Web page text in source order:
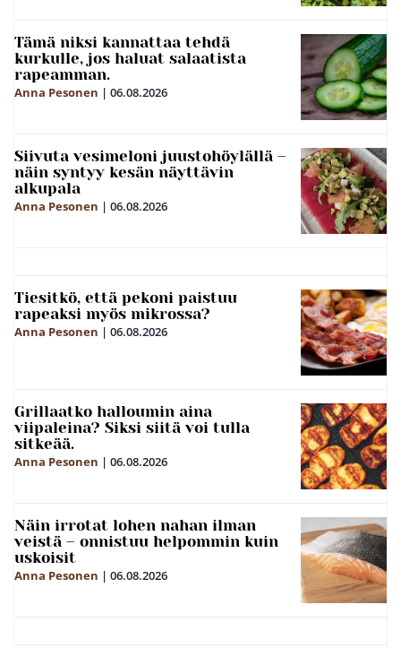
Tämä niksi kannattaa tehdä
kurkulle, jos haluat salaatista
rapeamman.
Anna Pesonen | 06.08.2026
Siivuta vesimeloni juustohöylällä –
näin syntyy kesän näyttävin
alkupala
Anna Pesonen | 06.08.2026
Tiesitkö, että pekoni paistuu
rapeaksi myös mikrossa?
Anna Pesonen | 06.08.2026
Grillaatko halloumin aina
viipaleina? Siksi siitä voi tulla
sitkeää.
Anna Pesonen | 06.08.2026
Näin irrotat lohen nahan ilman
veistä – onnistuu helpommin kuin
uskoisit
Anna Pesonen | 06.08.2026